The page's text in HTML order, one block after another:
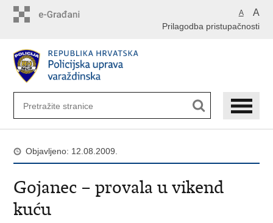
A A
Prilagodba pristupačnosti
Objavljeno: 12.08.2009.
Gojanec – provala u vikend
kuću